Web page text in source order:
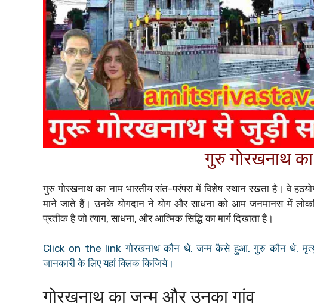
गुरु गोरखनाथ
गुरु गोरखनाथ का नाम भारतीय संत-परंपरा में विशेष स्थान रखता है। वे
माने जाते हैं। उनके योगदान ने योग और साधना को आम जनमानस में
प्रतीक है जो त्याग, साधना, और आत्मिक सिद्धि का मार्ग दिखाता है।
Click on the link गोरखनाथ कौन थे, जन्म कैसे हुआ, गुरु कौन थे, मृत्यु
जानकारी के लिए यहां क्लिक किजिये।
गोरखनाथ का जन्म और उनका गांव